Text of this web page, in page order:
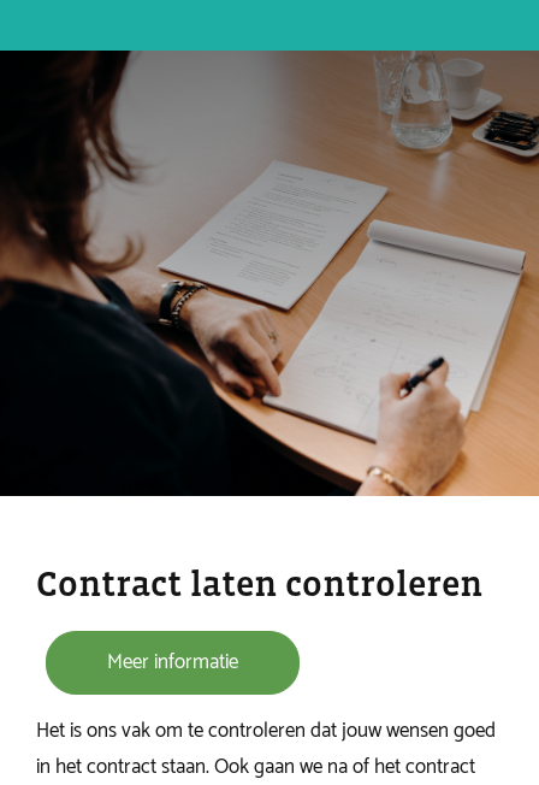
Contract laten controleren
Meer informatie
Het is ons vak om te controleren dat jouw wensen goed
in het contract staan. Ook gaan we na of het contract